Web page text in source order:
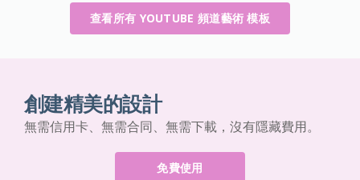
查看所有 YOUTUBE 頻道藝術 模板
創建精美的設計
無需信用卡、無需合同、無需下載，沒有隱藏費用。
免費使用